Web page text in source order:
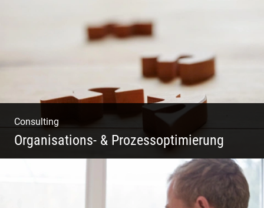
Consulting
Organisations- & Prozessoptimierung
Erfolg ermöglichen durch Klarheit in der